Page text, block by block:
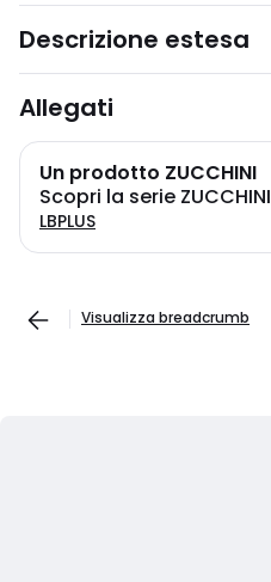
Descrizione estesa
Allegati
Un prodotto ZUCCHINI
Scopri la serie ZUCCHINI
LBPLUS
Visualizza breadcrumb